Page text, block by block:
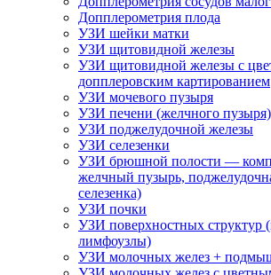
Допплерометрия плода
УЗИ шейки матки
УЗИ щитовидной железы
УЗИ щитовидной железы с
допплеровским картированием
УЗИ мочевого пузыря
УЗИ печени (желчного пузыря)
УЗИ поджелудочной железы
УЗИ селезенки
УЗИ брюшной полости —
желчный пузырь,
селезенка)
УЗИ почки
УЗИ поверхностных структур
лимфоузлы)
УЗИ молочных желез +